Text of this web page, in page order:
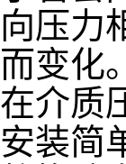
向压力
而变化
在介质
安装简